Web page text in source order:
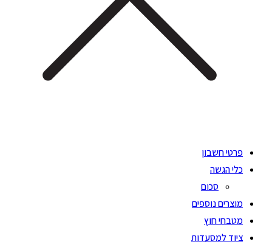
פרטי חשבון
כלי הגשה
סכום
מוצרים נוספים
מטבחי חוץ
ציוד למסעדות